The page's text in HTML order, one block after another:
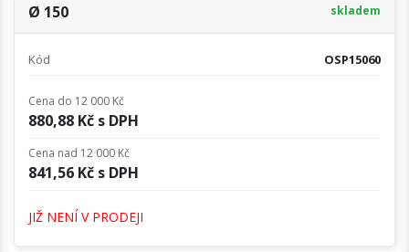
Ø 150 skladem
Kód OSP15060
Cena do 12 000 Kč
880,88 Kč s DPH
Cena nad 12 000 Kč
841,56 Kč s DPH
JIŽ NENÍ V PRODEJI